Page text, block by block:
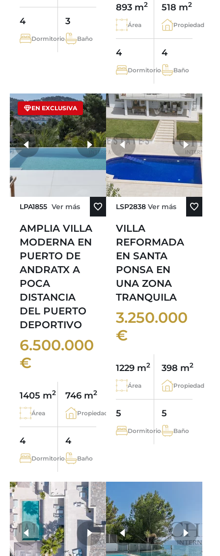
4
Dormitorio
3
Baño
893 m2
Área
518 m2
Propiedad
4
Dormitorio
4
Baño
LPA1855 Ver más
AMPLIA VILLA
MODERNA EN
PUERTO DE
ANDRATX A
POCA
DISTANCIA
DEL PUERTO
DEPORTIVO
6.500.000
€
1405 m2
Área
746 m2
Propiedad
4
Dormitorio
4
Baño
EN EXCLUSIVA
más fotos
LSP2838 Ver más
VILLA
REFORMADA
EN SANTA
PONSA EN
UNA ZONA
TRANQUILA
3.250.000
€
1229 m2
Área
398 m2
Propiedad
5
Dormitorio
5
Baño
más fotos